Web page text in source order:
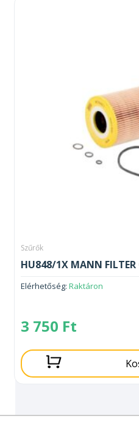
Szűrők
HU848/1X MANN FILTER
Elérhetőség: Raktáron
3 750 Ft